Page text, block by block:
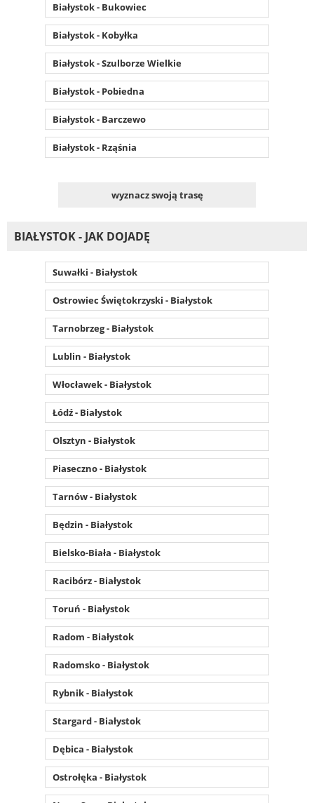
Białystok - Bukowiec
Białystok - Kobyłka
Białystok - Szulborze Wielkie
Białystok - Pobiedna
Białystok - Barczewo
Białystok - Rząśnia
wyznacz swoją trasę
BIAŁYSTOK - JAK DOJADĘ
Suwałki - Białystok
Ostrowiec Świętokrzyski - Białystok
Tarnobrzeg - Białystok
Lublin - Białystok
Włocławek - Białystok
Łódź - Białystok
Olsztyn - Białystok
Piaseczno - Białystok
Tarnów - Białystok
Będzin - Białystok
Bielsko-Biała - Białystok
Racibórz - Białystok
Toruń - Białystok
Radom - Białystok
Radomsko - Białystok
Rybnik - Białystok
Stargard - Białystok
Dębica - Białystok
Ostrołęka - Białystok